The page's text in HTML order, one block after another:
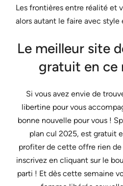
Les frontières entre réalité et
alors autant le faire avec
Le meilleur site
gratuit en ce
Si vous avez envie de
libertine pour vous
bonne nouvelle pour vous !
plan cul 2025, est gratuit
profiter de cette offre rien de
inscrivez en cliquant sur le
parti ! Et dès cette semaine